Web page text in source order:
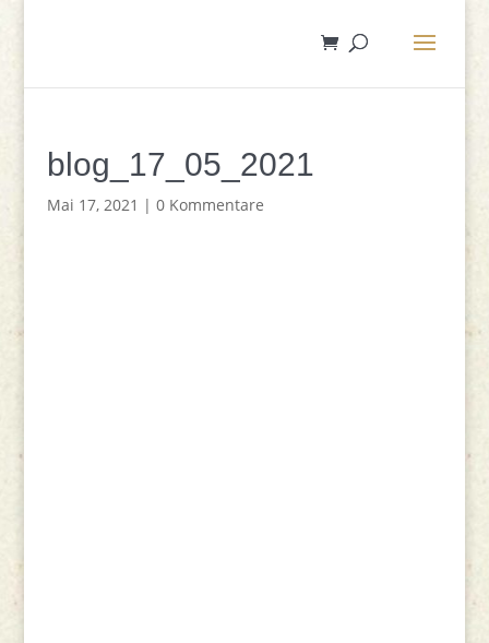
blog_17_05_2021
Mai 17, 2021 | 0 Kommentare